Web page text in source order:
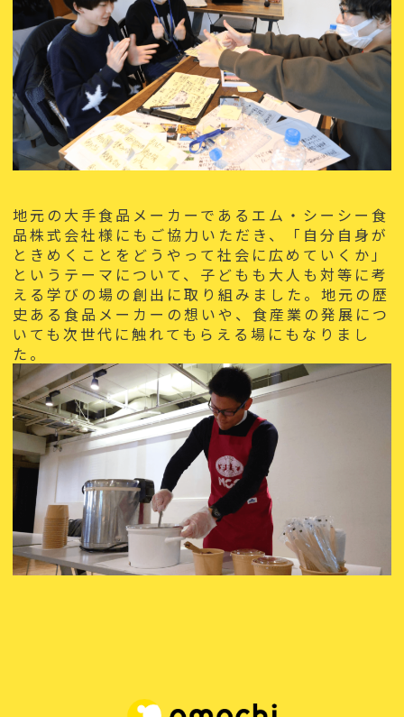
地元の大手食品メーカーであるエム・シーシー食
品株式会社様にもご協力いただき、「自分自身が
ときめくことをどうやって社会に広めていくか」
というテーマについて、子どもも大人も対等に考
える学びの場の創出に取り組みました。地元の歴
史ある食品メーカーの想いや、食産業の発展につ
いても次世代に触れてもらえる場にもなりまし
た。